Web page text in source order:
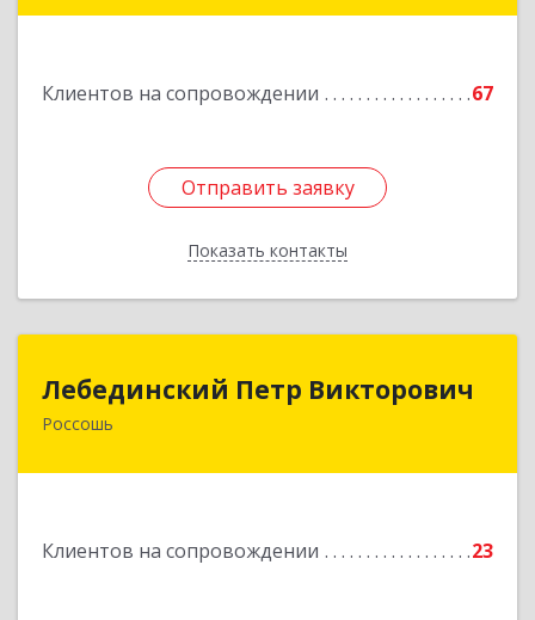
Клиентов на сопровождении 67
Отправить заявку
Показать контакты
Отправить заявку
Назад
Лебединский Петр Викторович
Россошь
Клиентов на сопровождении 23
Лебединский Петр Викторович
396650, Воронежская обл., г. Россошь, пер.